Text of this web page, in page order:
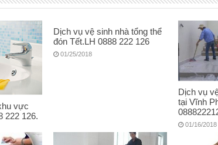
vực
222 126.
Dịch vụ vệ sinh nhà tổng thể
đón Tết.LH 0888 222 126
01/25/2018
Dịch vụ
tại Vĩnh
01/16/2018